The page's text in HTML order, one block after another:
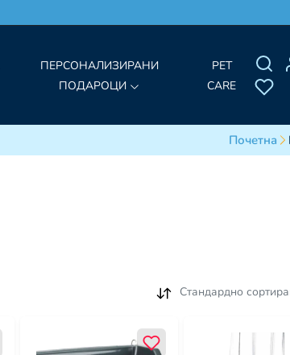
ПЕРСОНАЛИЗИРАНИ
ПОДАРОЦИ
PET
CARE
Почетна
Стандардно